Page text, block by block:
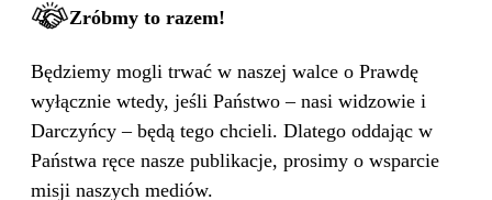
Zróbmy to razem!
Będziemy mogli trwać w naszej walce o Prawdę
wyłącznie wtedy, jeśli Państwo – nasi widzowie i
Darczyńcy – będą tego chcieli. Dlatego oddając w
Państwa ręce nasze publikacje, prosimy o wsparcie
misji naszych mediów.